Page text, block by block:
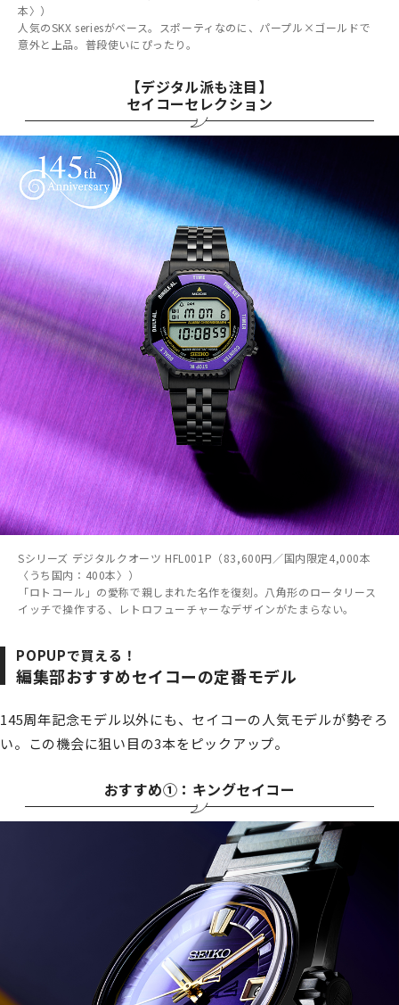
本〉）
人気のSKX seriesがベース。スポーティなのに、パープル×ゴールドで
意外と上品。普段使いにぴったり。
【デジタル派も注目】
セイコーセレクション
Sシリーズ デジタルクオーツ HFL001P（83,600円／国内限定4,000本
〈うち国内：400本〉）
「ロトコール」の愛称で親しまれた名作を復刻。八角形のロータリース
イッチで操作する、レトロフューチャーなデザインがたまらない。
POPUPで買える！
編集部おすすめセイコーの定番モデル
145周年記念モデル以外にも、セイコーの人気モデルが勢ぞろ
い。この機会に狙い目の3本をピックアップ。
おすすめ①：キングセイコー